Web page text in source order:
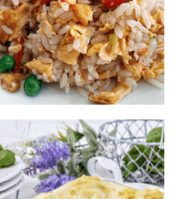
Arroz Chino fácil